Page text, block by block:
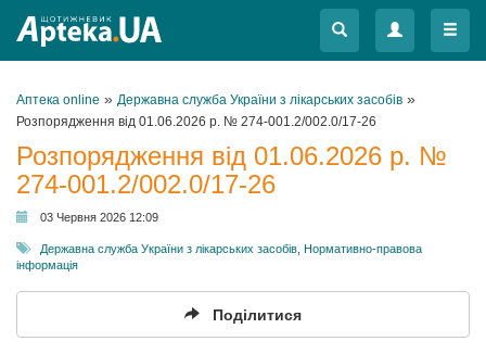
Меню
Меню
Аптека online » Державна служба України з лікарських засобів »
Розпорядження від 01.06.2026 р. № 274-001.2/002.0/17-26
Розпорядження від 01.06.2026 р. №
274-001.2/002.0/17-26
03 Червня 2026 12:09
Державна служба України з лікарських засобів Нормативно-правова
інформація
Поділитися